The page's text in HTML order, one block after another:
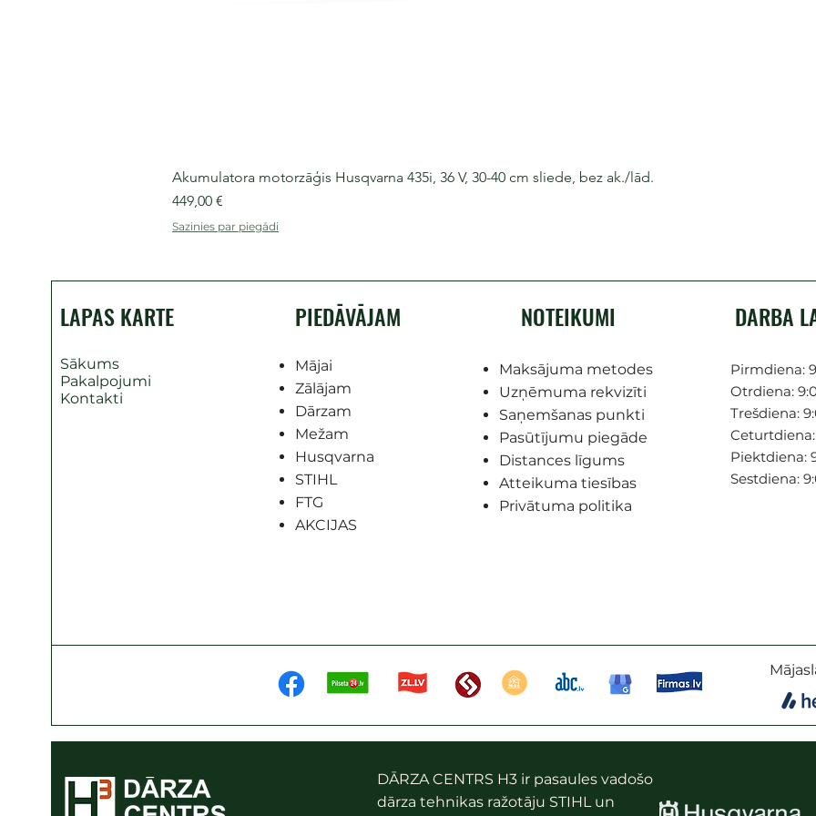
Akumulatora motorzāģis Husqvarna 435i, 36 V, 30-40 cm sliede, bez ak./lād.
Cena
449,00 €
Sazinies par piegādi
LAPAS KARTE
Sākums
Pakalpojumi
Kontakti
PIEDĀVĀJAM
Mājai
Zālājam
Dārzam
Mežam
Husqvarna
STIHL
FTG
AKCIJAS
NOTEIKUMI
Maksājuma metodes
Uzņēmuma rekvizīti
Saņemšanas punkti
Pasūtījumu piegāde
Distances līgums
Atteikuma tiesības
Privātuma politika
DARBA
Pirmdiena:
Otrdiena:
Trešdiena:
Ceturtdiena:
Piektdiena:
Sestdiena:
DĀRZA CENTRS H3 ir pasaules vadošo
dārza tehnikas ražotāju STIHL un